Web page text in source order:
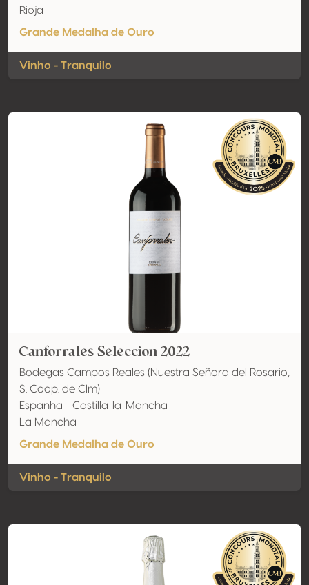
Rioja
Grande Medalha de Ouro
Vinho - Tranquilo
Canforrales Seleccion 2022
Bodegas Campos Reales (Nuestra Señora del Rosario,
S. Coop. de Clm)
Espanha - Castilla-la-Mancha
La Mancha
Grande Medalha de Ouro
Vinho - Tranquilo